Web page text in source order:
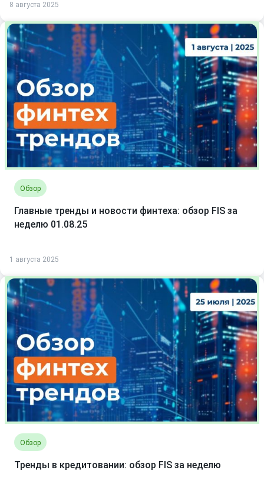
8 августа 2025
Обзор
Главные тренды и новости финтеха: обзор FIS за
неделю 01.08.25
1 августа 2025
Обзор
Тренды в кредитовании: обзор FIS за неделю